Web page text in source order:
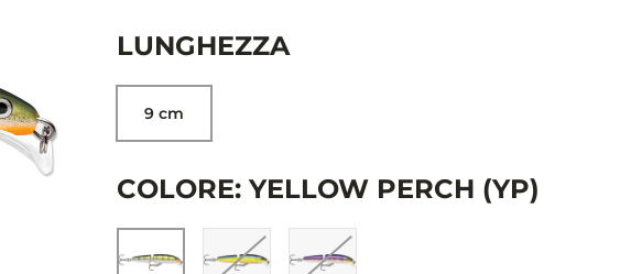
LUNGHEZZA
9 cm
COLORE: YELLOW PERCH (YP)